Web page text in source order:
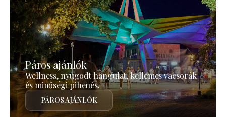
Páros ajánlók
Wellness, nyugodt hangulat, kellemes vacsorák
és minőségi pihenés.
PÁROS AJÁNLÓK